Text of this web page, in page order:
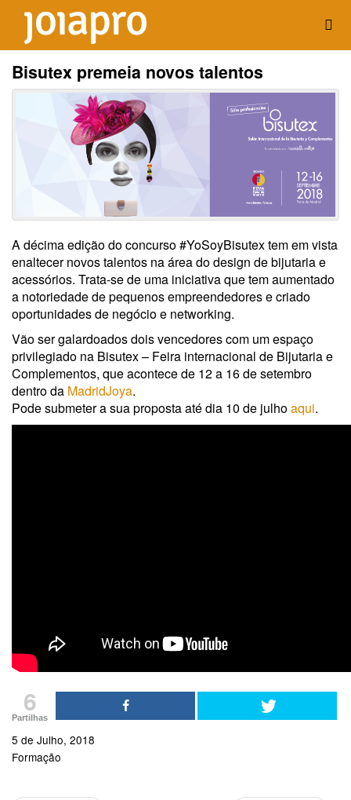
Bisutex premeia novos talentos
A décima edição do concurso #YoSoyBisutex tem em vista
enaltecer novos talentos na área do design de bijutaria e
acessórios. Trata-se de uma iniciativa que tem aumentado
a notoriedade de pequenos empreendedores e criado
oportunidades de negócio e networking.
Vão ser galardoados dois vencedores com um espaço
privilegiado na Bisutex – Feira internacional de Bijutaria e
Complementos, que acontece de 12 a 16 de setembro
dentro da MadridJoya.
Pode submeter a sua proposta até dia 10 de julhoaqui.
6
Partilhas
5 de Julho, 2018
Formação